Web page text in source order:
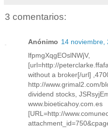
3 comentarios:
Anónimo 14 noviembre,
lfpmgXqgEOslNWjV,
[url=http://
without a broker[/url]
http://
dividend stocks,
www.bioeticahoy.com.es
[URL=http://